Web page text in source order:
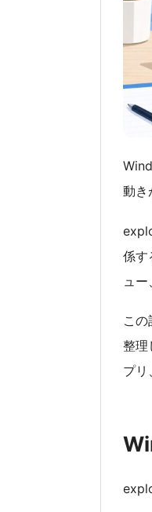
動き
係す
ュ
こ
整理
プリ